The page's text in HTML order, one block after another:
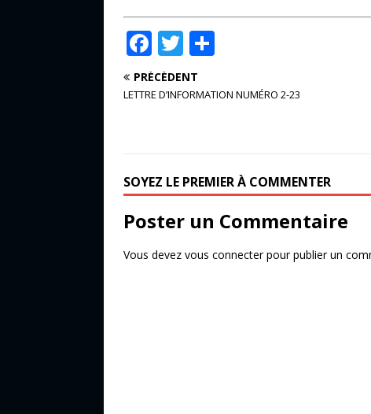
F
a
c
o
o
k
T
w
it ta
r
PRÉCÉDENT
LETTRE D’INFORMATION NUMÉRO 2-23
SOYEZ LE PREMIER À COMMENTER
Poster un Commentaire
Vous devez vous connecterpour publier un